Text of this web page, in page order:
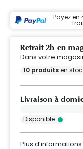
Payez en
Retrait 2h en
Dans votre
10 produitsen
Livraison à
Disponible
Plus